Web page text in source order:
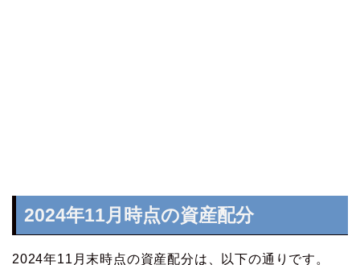
2024年11月時点の資産配分
2024年11月末時点の資産配分は、以下の通りです。